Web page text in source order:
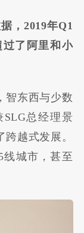
，2019年Q1
了阿里和小
智东西与少数
总经理景
越式发展。
线城市，甚至